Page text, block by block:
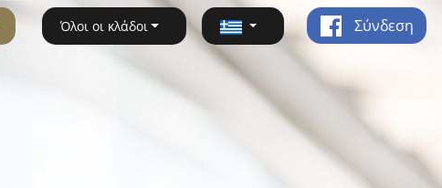
Όλοι οι κλάδοι Σύνδεση